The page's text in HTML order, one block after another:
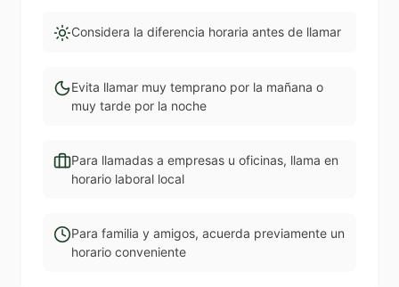
Considera la diferencia horaria antes de llamar
Evita llamar muy temprano por la mañana o
muy tarde por la noche
Para llamadas a empresas u oficinas, llama en
horario laboral local
Para familia y amigos, acuerda previamente un
horario conveniente